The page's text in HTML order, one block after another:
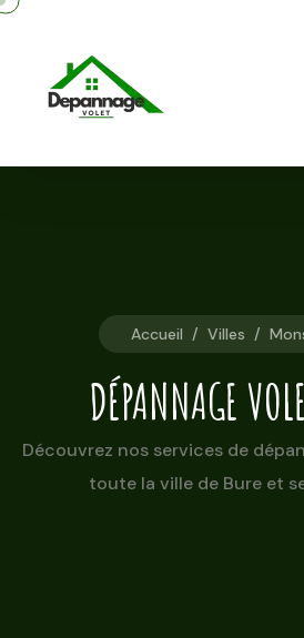
Accueil / Villes /
DÉPANNAGE
Découvrez nos services de
toute la ville de Bure et